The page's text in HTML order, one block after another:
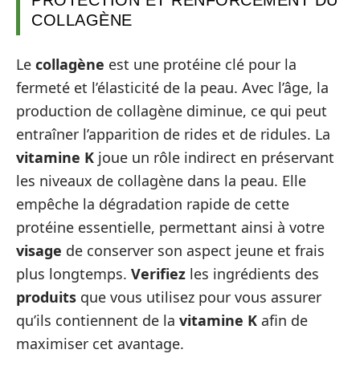
COLLAGÈNE
Le collagène est une protéine clé pour la
fermeté et l’élasticité de la peau. Avec l’âge, la
production de collagène diminue, ce qui peut
entraîner l’apparition de rides et de ridules. La
vitamine K joue un rôle indirect en préservant
les niveaux de collagène dans la peau. Elle
empêche la dégradation rapide de cette
protéine essentielle, permettant ainsi à votre
visage de conserver son aspect jeune et frais
plus longtemps. Verifiez les ingrédients des
produits que vous utilisez pour vous assurer
qu’ils contiennent de la vitamine K afin de
maximiser cet avantage.